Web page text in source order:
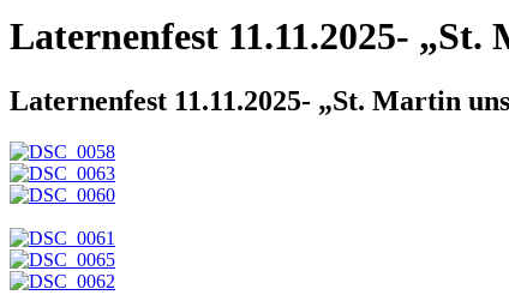
Laternenfest 11.11.2025-
Laternenfest 11.11.2025- „St. Martin